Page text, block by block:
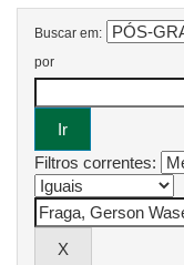
Buscar em:
por
Filtros correntes: